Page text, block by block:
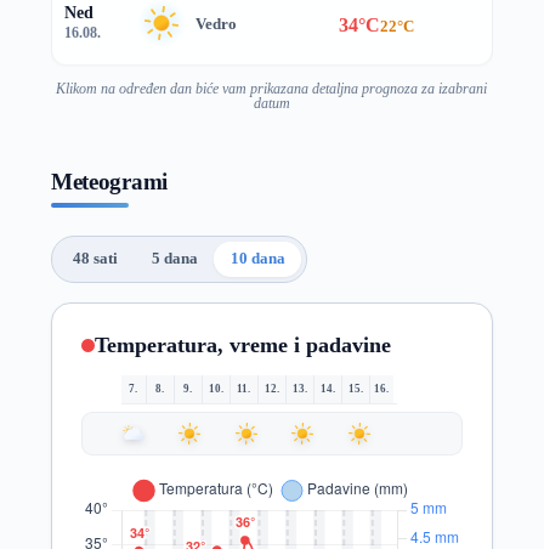
Ned
16.08. Vedro 34°C22°C
Klikom na određen dan biće vam prikazana detaljna prognoza za izabrani
datum
Meteogrami
48 sati 5 dana 10 dana
Temperatura, vreme i padavine
7. 8. 9. 10. 11. 12. 13. 14. 15. 16.